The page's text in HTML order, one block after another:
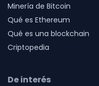
Minería de Bitcoin
Qué es Ethereum
Qué es una blockchain
Criptopedia
De interés